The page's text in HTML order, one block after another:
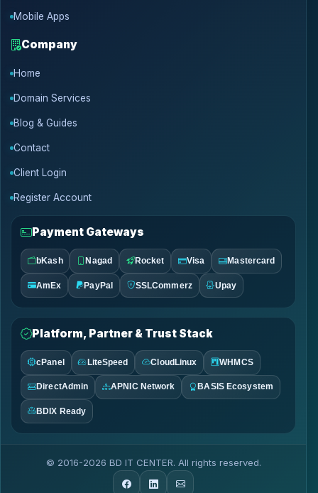
Mobile Apps
Company
Home
Domain Services
Blog & Guides
Contact
Client Login
Register Account
Payment Gateways
bKash Nagad Rocket Visa Mastercard
AmEx PayPal SSLCommerz Upay
Platform, Partner & Trust Stack
cPanel LiteSpeed CloudLinux WHMCS
DirectAdmin APNIC Network BASIS Ecosystem
BDIX Ready
© 2016-2026 BD IT CENTER. All rights reserved.